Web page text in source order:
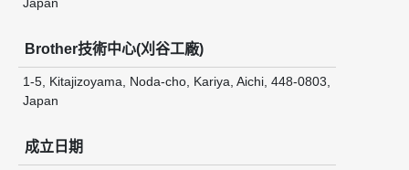
Brother技術中心(刈谷工廠)
1-5, Kitajizoyama, Noda-cho, Kariya, Aichi, 448-0803,
Japan
成立日期